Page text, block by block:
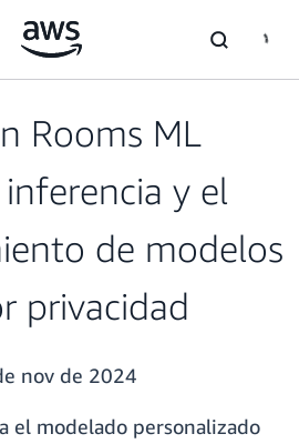
Rooms ML
y el
de modelos
privacidad
nov de 2024
el modelado personalizado